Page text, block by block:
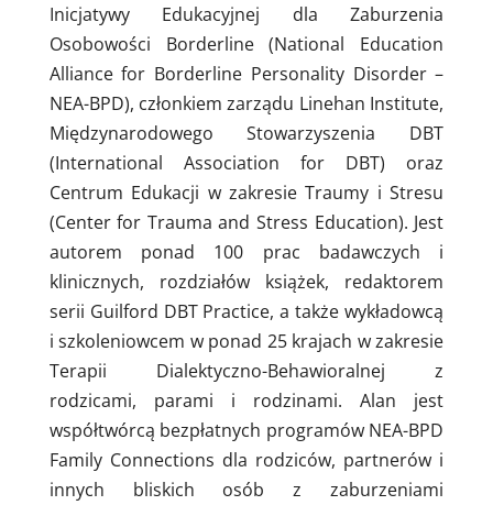
Inicjatywy Edukacyjnej dla Zaburzenia
Osobowości Borderline (National Education
Alliance for Borderline Personality Disorder –
NEA-BPD), członkiem zarządu Linehan Institute,
Międzynarodowego Stowarzyszenia DBT
(International Association for DBT) oraz
Centrum Edukacji w zakresie Traumy i Stresu
(Center for Trauma and Stress Education). Jest
autorem ponad 100 prac badawczych i
klinicznych, rozdziałów książek, redaktorem
serii Guilford DBT Practice, a także wykładowcą
i szkoleniowcem w ponad 25 krajach w zakresie
Terapii Dialektyczno-Behawioralnej z
rodzicami, parami i rodzinami. Alan jest
współtwórcą bezpłatnych programów NEA-BPD
Family Connections dla rodziców, partnerów i
innych bliskich osób z zaburzeniami